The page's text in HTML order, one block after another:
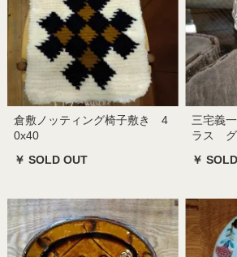
倉敷ノッティング椅子敷き 4
0x40
￥ SOLD OUT
三宅義
ラス グ
￥